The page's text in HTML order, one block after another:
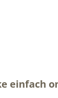
einfach